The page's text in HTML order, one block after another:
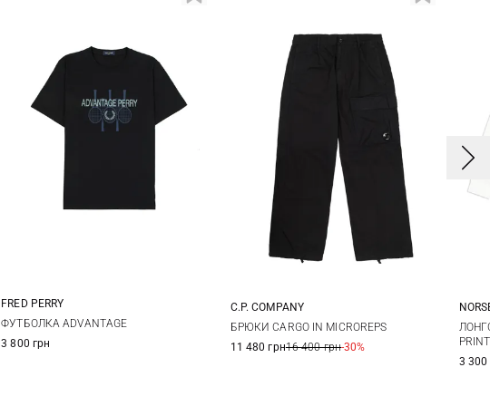
M L
FRED PERRY
ФУТБОЛКА ADVANTAGE
3 800 грн
46 48 50
C.P. COMPANY
БРЮКИ CARGO IN MICROREPS
11 480 грн16 400 грн-30%
M
3 300